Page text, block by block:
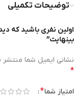
توضیحات تکمیلی
اولین نفری باشید که
بینهایت”
نشانی ایمیل شما
*
امتیاز شما*